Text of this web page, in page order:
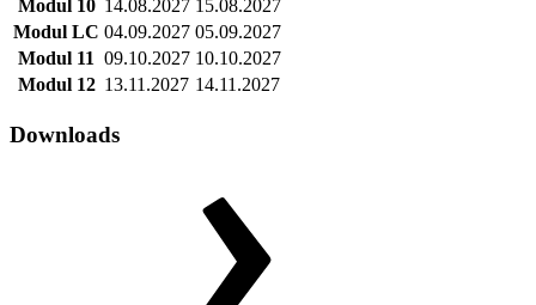
Modul 10 14.08.2027 15.08.2027
Modul LC 04.09.2027 05.09.2027
Modul 11 09.10.2027 10.10.2027
Modul 12 13.11.2027 14.11.2027
Downloads